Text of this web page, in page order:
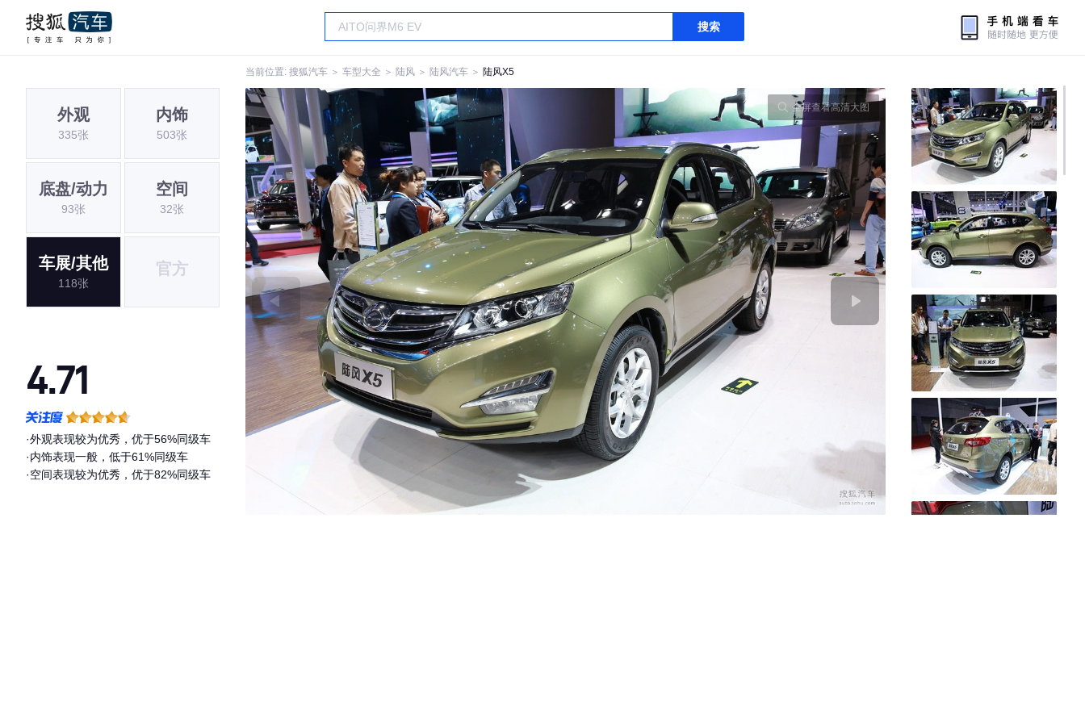
搜索
当前位置: 搜狐汽车 ＞ 车型大全 ＞ 陆风 ＞ 陆风汽车 ＞ 陆风X5
外观
335张
内饰
503张
底盘/动力
93张
空间
32张
车展/其他
118张
官方
4.71
·外观表现较为优秀，优于56%同级车
·内饰表现一般，低于61%同级车
·空间表现较为优秀，优于82%同级车
全屏查看高清大图